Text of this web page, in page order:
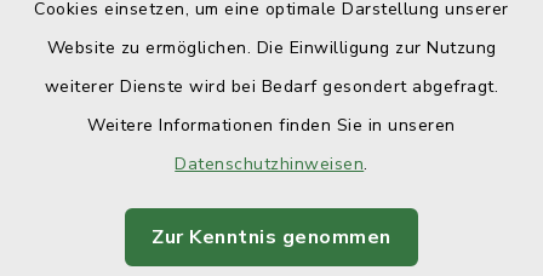
Cookies einsetzen, um eine optimale Darstellung unserer
Website zu ermöglichen. Die Einwilligung zur Nutzung
weiterer Dienste wird bei Bedarf gesondert abgefragt.
Weitere Informationen finden Sie in unseren
Datenschutzhinweisen.
Zur Kenntnis genommen
Datenschutz
Impressum
Sitemap
Cookie-Einstellungen